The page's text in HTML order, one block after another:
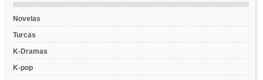
Novelas
Turcas
K-Dramas
K-pop